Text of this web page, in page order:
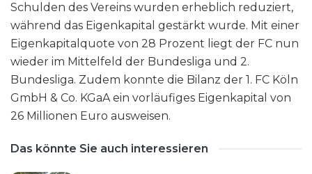
Schulden des Vereins wurden erheblich reduziert,
während das Eigenkapital gestärkt wurde. Mit einer
Eigenkapitalquote von 28 Prozent liegt der FC nun
wieder im Mittelfeld der Bundesliga und 2.
Bundesliga. Zudem konnte die Bilanz der 1. FC Köln
GmbH & Co. KGaA ein vorläufiges Eigenkapital von
26 Millionen Euro ausweisen.
Das könnte Sie auch interessieren